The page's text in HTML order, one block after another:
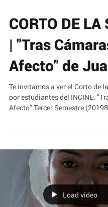
CORTO DE LA
| "Tras
Afecto" de
Te invitamos a ver el Corto de
Afecto" Tercer Semestre